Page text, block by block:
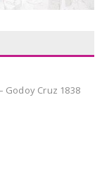
Godoy Cruz 1838